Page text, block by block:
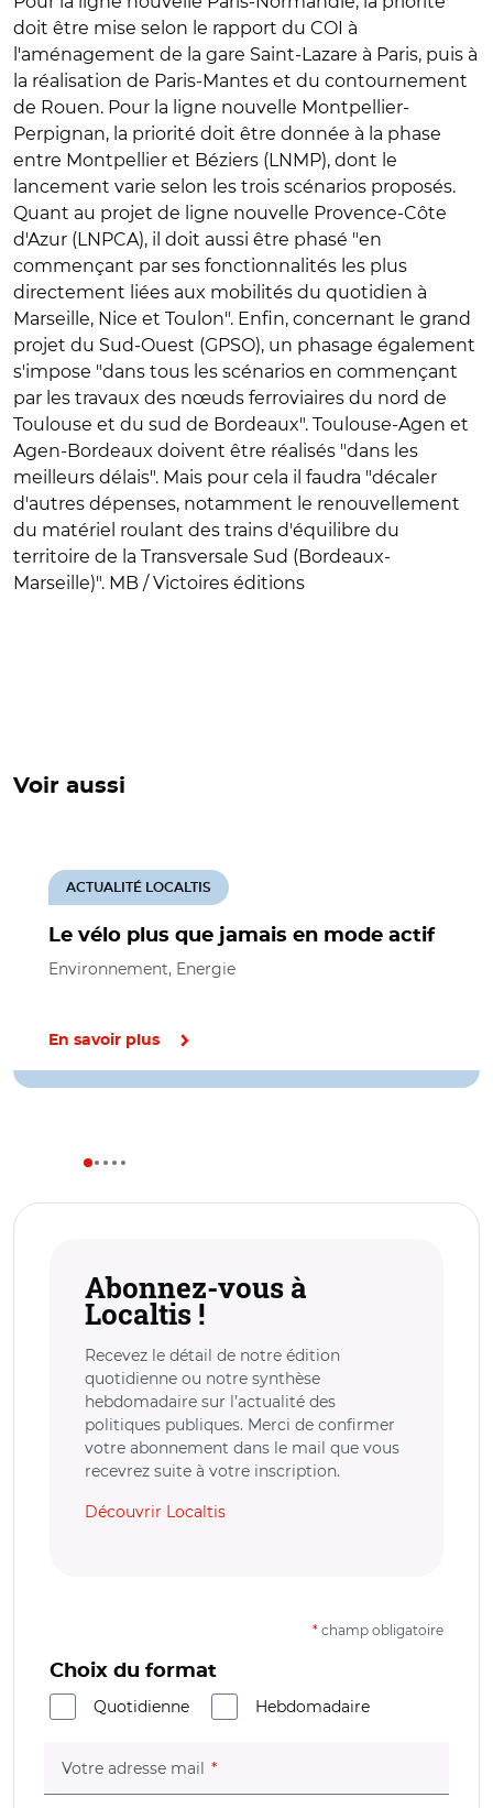
doit être mise selon le rapport du COI à
l'aménagement de la gare Saint-Lazare à Paris, puis à
la réalisation de Paris-Mantes et du contournement
de Rouen. Pour la ligne nouvelle Montpellier-
Perpignan, la priorité doit être donnée à la phase
entre Montpellier et Béziers (LNMP), dont le
lancement varie selon les trois scénarios proposés.
Quant au projet de ligne nouvelle Provence-Côte
d'Azur (LNPCA), il doit aussi être phasé "en
commençant par ses fonctionnalités les plus
directement liées aux mobilités du quotidien à
Marseille, Nice et Toulon". Enfin, concernant le grand
projet du Sud-Ouest (GPSO), un phasage également
s'impose "dans tous les scénarios en commençant
par les travaux des nœuds ferroviaires du nord de
Toulouse et du sud de Bordeaux". Toulouse-Agen et
Agen-Bordeaux doivent être réalisés "dans les
meilleurs délais". Mais pour cela il faudra "décaler
d'autres dépenses, notamment le renouvellement
du matériel roulant des trains d'équilibre du
territoire de la Transversale Sud (Bordeaux-
Marseille)". MB / Victoires éditions
Voir aussi
Le vélo plus que jamais en mode actif
ACTUALITÉ LOCALTIS
Environnement, Energie
En savoir plus
Abonnez-vous à
Localtis !
Recevez le détail de notre édition
quotidienne ou notre synthèse
hebdomadaire sur l’actualité des
politiques publiques. Merci de confirmer
votre abonnement dans le mail que vous
recevrez suite à votre inscription.
Découvrir Localtis
* champ obligatoire
Choix du format
Quotidienne
Hebdomadaire
Votre adresse mail (champ obligatoire)